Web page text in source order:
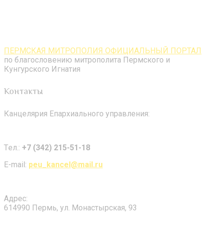
ПЕРМСКАЯ МИТРОПОЛИЯ ОФИЦИАЛЬНЫЙ ПОРТАЛ
по благословению митрополита Пермского и
Кунгурского Игнатия
Контакты
Канцелярия Епархиального управления:
Tел.: +7 (342) 215-51-18
E-mail: peu_kancel@mail.ru
Адрес:
614990 Пермь, ул. Монастырская, 93